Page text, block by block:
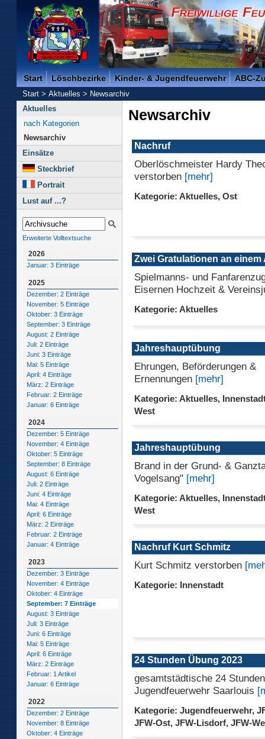
Freiwillige Feuerwehr der Kreisstadt Saarlouis -
Start Löschbezirke Kinder- & Jugendfeuerwehr ABC-
Start>Aktuelles>Newsarchiv
Aktuelles
nach Kategorien
Newsarchiv
Einsätze
Steckbrief
Portrait
Lust auf ...?
Erweiterte Volltextsuche
2026
Januar: 3 Einträge
2025
Dezember: 2 Einträge
November: 5 Einträge
Oktober: 3 Einträge
September: 3 Einträge
August: 2 Einträge
Juli: 2 Einträge
Juni: 3 Einträge
Mai: 5 Einträge
April: 4 Einträge
März: 2 Einträge
Februar: 2 Einträge
Januar: 6 Einträge
2024
Dezember: 5 Einträge
November: 4 Einträge
Oktober: 5 Einträge
September: 8 Einträge
August: 6 Einträge
Juli: 2 Einträge
Juni: 4 Einträge
Mai: 4 Einträge
April: 6 Einträge
März: 2 Einträge
Februar: 2 Einträge
Januar: 4 Einträge
2023
Dezember: 3 Einträge
November: 4 Einträge
Oktober: 4 Einträge
September: 7 Einträge
August: 3 Einträge
Juli: 3 Einträge
Juni: 6 Einträge
Mai: 5 Einträge
April: 6 Einträge
März: 2 Einträge
Februar: 1 Artikel
Januar: 6 Einträge
2022
Dezember: 2 Einträge
November: 8 Einträge
Oktober: 4 Einträge
Newsarchiv
Nachruf
Oberlöschmeister Hardy
verstorben [mehr]
Kategorie: Aktuelles, Ost
Zwei Gratulationen an einem
Spielmanns- und
Eisernen Hochzeit &
Kategorie: Aktuelles
Jahreshauptübung
Ehrungen, Beförderungen &
Ernennungen [mehr]
Kategorie: Aktuelles,
West
Jahreshauptübung
Brand in der Grund- &
Vogelsang" [mehr]
Kategorie: Aktuelles,
West
Nachruf Kurt Schmitz
Kurt Schmitz verstorben
Kategorie: Innenstadt
24 Stunden Übung 2023
gesamtstädtische 24
Jugendfeuerwehr Saarlouis
Kategorie: Jugendfeuerwehr,
JFW-Ost, JFW-Lisdorf, JFW-